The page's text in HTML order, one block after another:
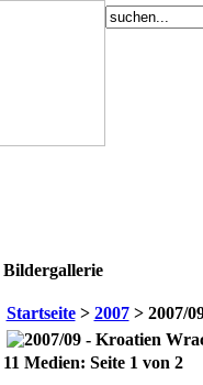
Bildergallerie
Startseite> 2007> 2007/
11 Medien: Seite 1 von 2